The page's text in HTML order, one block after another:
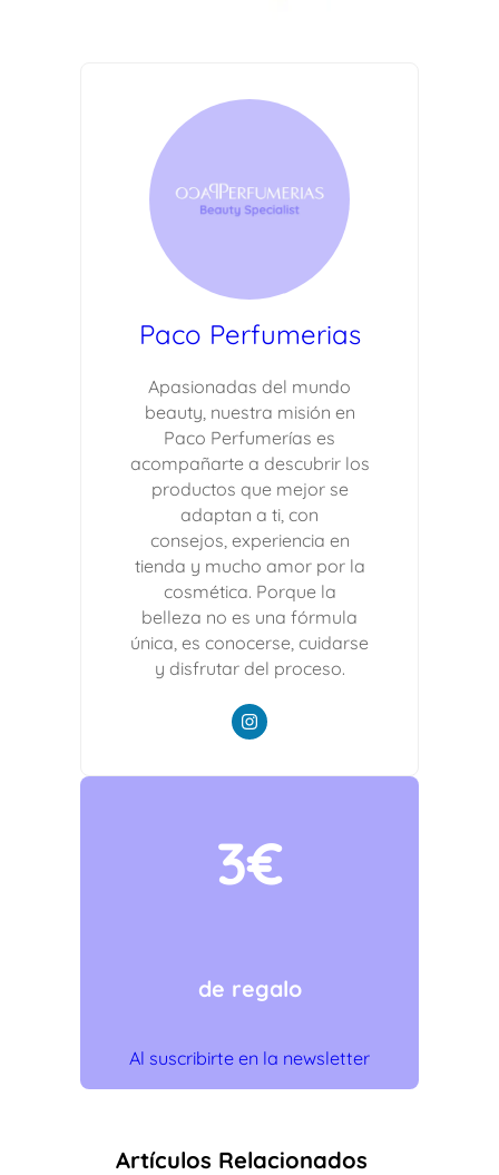
Paco Perfumerias
Apasionadas del mundo
beauty, nuestra misión en
Paco Perfumerías es
acompañarte a descubrir los
productos que mejor se
adaptan a ti, con
consejos, experiencia en
tienda y mucho amor por la
cosmética. Porque la
belleza no es una fórmula
única, es conocerse, cuidarse
y disfrutar del proceso.
3€
de regalo
Al suscribirte en la newsletter
Artículos Relacionados